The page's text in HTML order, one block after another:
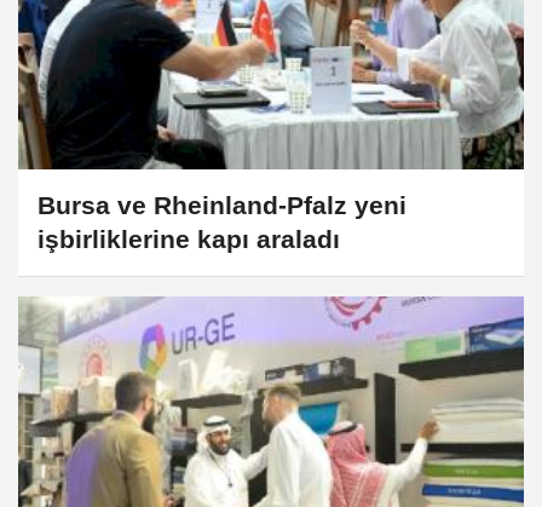
Bursa ve Rheinland-Pfalz yeni
işbirliklerine kapı araladı